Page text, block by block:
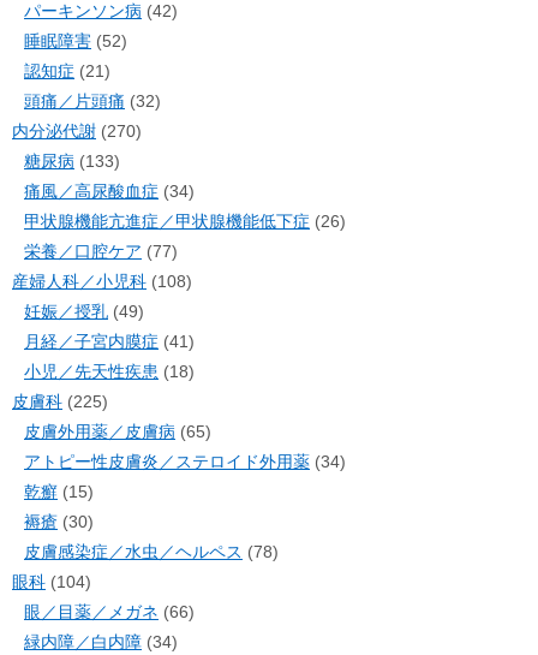
パーキンソン病 (42)
睡眠障害 (52)
認知症 (21)
頭痛／片頭痛 (32)
内分泌代謝 (270)
糖尿病 (133)
痛風／高尿酸血症 (34)
甲状腺機能亢進症／甲状腺機能低下症 (26)
栄養／口腔ケア (77)
産婦人科／小児科 (108)
妊娠／授乳 (49)
月経／子宮内膜症 (41)
小児／先天性疾患 (18)
皮膚科 (225)
皮膚外用薬／皮膚病 (65)
アトピー性皮膚炎／ステロイド外用薬 (34)
乾癬 (15)
褥瘡 (30)
皮膚感染症／水虫／ヘルペス (78)
眼科 (104)
眼／目薬／メガネ (66)
緑内障／白内障 (34)